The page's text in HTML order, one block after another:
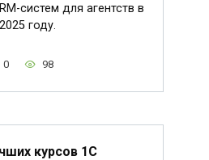
систем для агентств в
2025 году.
0 98
курсов 1С